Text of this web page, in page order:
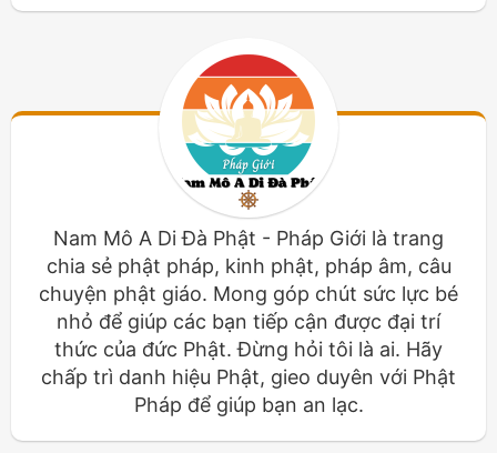
Nam Mô A Di Đà Phật - Pháp Giới là trang
chia sẻ phật pháp, kinh phật, pháp âm, câu
chuyện phật giáo. Mong góp chút sức lực bé
nhỏ để giúp các bạn tiếp cận được đại trí
thức của đức Phật. Đừng hỏi tôi là ai. Hãy
chấp trì danh hiệu Phật, gieo duyên với Phật
Pháp để giúp bạn an lạc.